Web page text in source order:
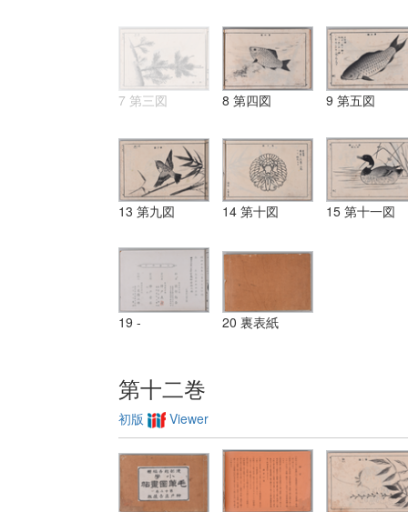
7 第三図 8 第四図 9 第五図
13 第九図 14 第十図 15 第十一図
19 - 20 裏表紙
第十二巻
初版 Viewer